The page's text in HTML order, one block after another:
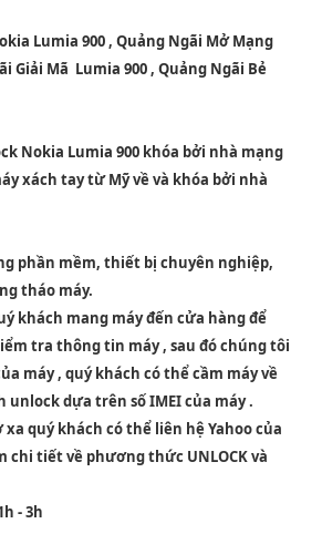
Lumia 900, Quảng Ngãi Mở Mạng
Giải Mã Lumia 900, Quảng Ngãi Bẻ
Nokia Lumia 900 khóa bởi nhà mạng
xách tay từ Mỹ về và khóa bởi nhà
phần mềm, thiết bị chuyên nghiệp,
tháo máy.
khách mang máy đến cửa hàng để
tra thông tin máy , sau đó chúng tôi
máy , quý khách có thể cầm máy về
dựa trên số IMEI của máy .
quý khách có thể liên hệ Yahoo của
chi tiết về phương thức UNLOCK và
- 3h